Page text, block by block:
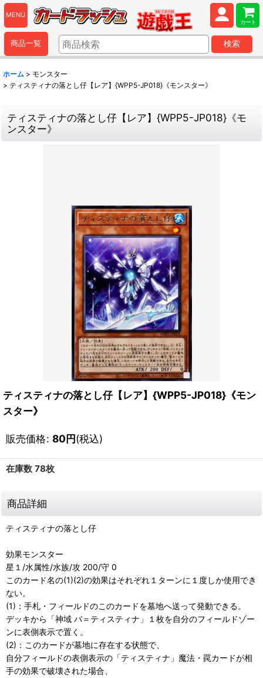
MENU
カート
商品一覧 検索
ホーム > モンスター
> ティスティナの落とし仔【レア】{WPP5-JP018}《モンスター》
ティスティナの落とし仔【レア】{WPP5-JP018}《モ
ンスター》
ティスティナの落とし仔【レア】{WPP5-JP018}《モン
スター》
販売価格: 80円(税込)
在庫数 78枚
商品詳細
ティスティナの落とし仔
効果モンスター
星１/水属性/水族/攻 200/守 0
このカード名の(1)(2)の効果はそれぞれ１ターンに１度しか使用でき
ない。
(1)：手札・フィールドのこのカードを墓地へ送って発動できる。
デッキから「神域 バ＝ティスティナ」１枚を自分のフィールドゾー
ンに表側表示で置く。
(2)：このカードが墓地に存在する状態で、
自分フィールドの表側表示の「ティスティナ」魔法・罠カードが相
手の効果で破壊された場合、